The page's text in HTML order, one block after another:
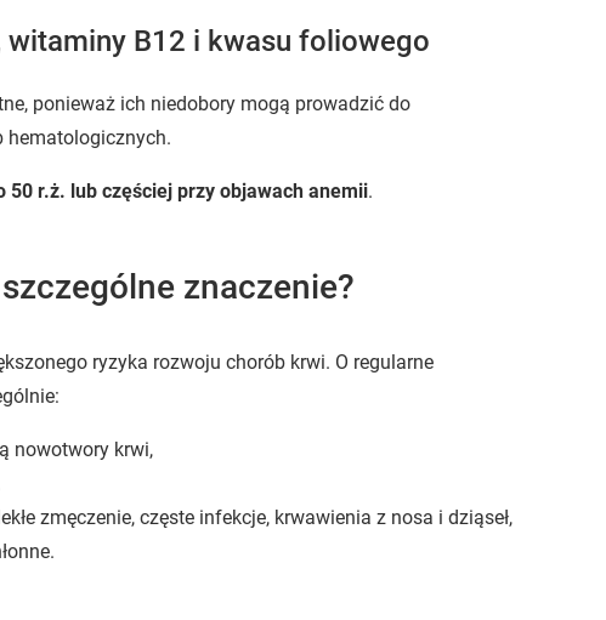
B12 i kwasu foliowego
ponieważ ich niedobory mogą prowadzić do
hematologicznych.
50 r.ż. lub częściej przy objawach anemii.
znaczenie?
ryzyka rozwoju chorób krwi. O regularne
nowotwory krwi,
zmęczenie, częste infekcje, krwawienia z nosa i dziąseł,